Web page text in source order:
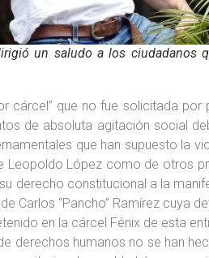
un saludo a los ciudadanos
cárcel” que no fue solicitada
de absoluta agitación social
que han supuesto la
Leopoldo López como de otros
derecho constitucional a la
Carlos “Pancho” Ramírez cuya
en la cárcel Fénix de esta
derechos humanos no se han